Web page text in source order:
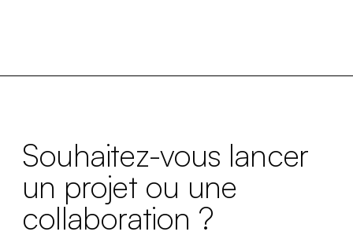
Souhaitez-vous lancer
un projet ou une
collaboration ?